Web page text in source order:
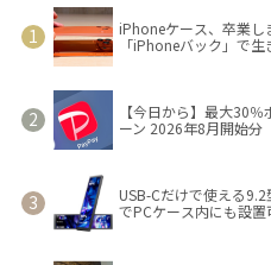
iPhoneケース、卒業し
「iPhoneバック」で生
【今日から】最大30
ーン 2026年8月開始分
USB-Cだけで使える
でPCケース内にも設置